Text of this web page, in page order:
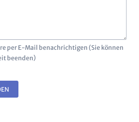
per E-Mail benachrichtigen (Sie können
beenden)